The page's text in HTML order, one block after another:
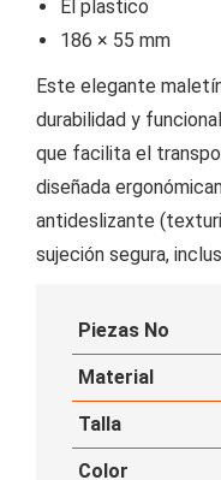
El plastico
186 × 55 mm
Este elegante
durabilidad y
que facilita el
diseñada
antideslizante
sujeción segura,
Piezas No
Material
Talla
Color